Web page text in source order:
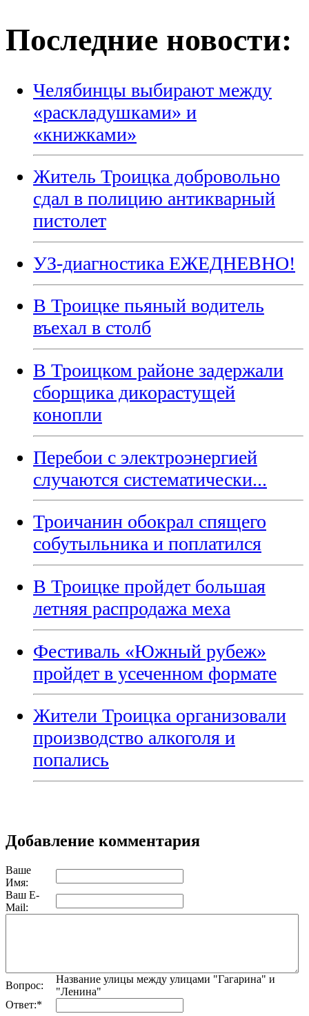
Последние новости:
Челябинцы выбирают между
«раскладушками» и
«книжками»
Житель Троицка добровольно
сдал в полицию антикварный
пистолет
УЗ-диагностика ЕЖЕДНЕВНО!
В Троицке пьяный водитель
въехал в столб
В Троицком районе задержали
сборщика дикорастущей
конопли
Перебои с электроэнергией
случаются систематически...
Троичанин обокрал спящего
собутыльника и поплатился
В Троицке пройдет большая
летняя распродажа меха
Фестиваль «Южный рубеж»
пройдет в усеченном формате
Жители Троицка организовали
производство алкоголя и
попались
Добавление комментария
Ваше
Имя:
Ваш E-
Mail:
Вопрос:
Название улицы между улицами "Гагарина" и
"Ленина"
Ответ:*